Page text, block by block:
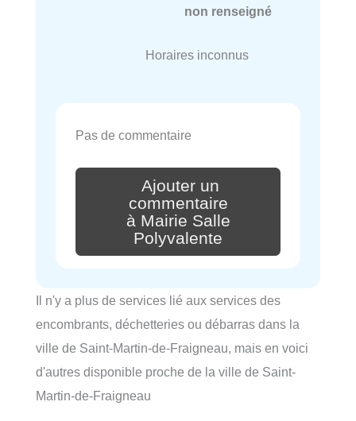
non renseigné
Horaires inconnus
Pas de commentaire
Ajouter un
commentaire
à Mairie Salle
Polyvalente
Il n'y a plus de services lié aux services des
encombrants, déchetteries ou débarras dans la
ville de Saint-Martin-de-Fraigneau, mais en voici
d'autres disponible proche de la ville de Saint-
Martin-de-Fraigneau